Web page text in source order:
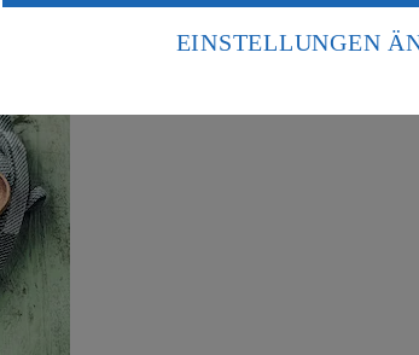
einem nach europäischen Standards nicht
Risiko eines Zugriffs durch US-amerikanische Behörden.
EINSTELLUNGEN